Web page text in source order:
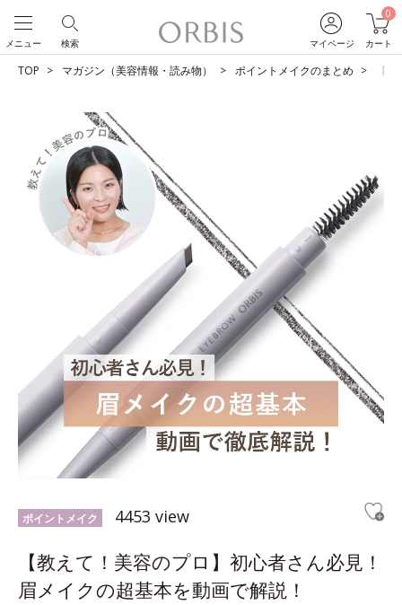
マイページ
0
カート
検索
メニュー
TOP マガジン（美容情報・読み物） ポイントメイクのまとめ 【
ポイントメイク 4453 view
【教えて！美容のプロ】初心者さん必見！
眉メイクの超基本を動画で解説！